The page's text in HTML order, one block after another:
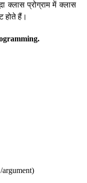
क्लास प्रोग्राम में क्लास
होते हैं।